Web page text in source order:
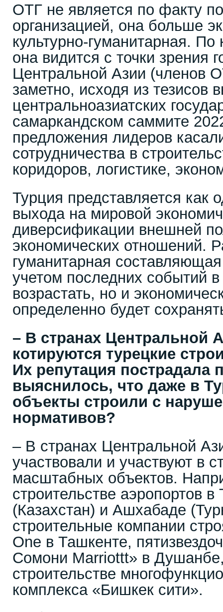
ОТГ не является по факту
организацией, она больше
культурно-гуманитарная.
она видится с точки зрения
Центральной Азии (членов
заметно, исходя из тезисов
центральноазиатских
самаркандском саммите
предложения лидеров
сотрудничества в
коридоров, логистике,
Турция представляется как
выхода на мировой
диверсификации внешней
экономических отношений.
гуманитарная
учетом последних событий
возрастать, но и
определенно будет
– В странах Центральной
котируются турецкие
Их репутация пострадала
выяснилось, что даже в
объекты строили с
нормативов?
– В странах Центральной
участвовали и участвуют в
масштабных объектов.
строительстве аэропортов в
(Казахстан) и Ашхабаде
строительные компании
One в Ташкенте,
Сомони Marriottt» в
строительстве
комплекса «Бишкек сити».